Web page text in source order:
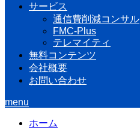
サービス
通信費削減コンサル
FMC-Plus
テレマイティ
無料コンテンツ
会社概要
お問い合わせ
menu
ホーム